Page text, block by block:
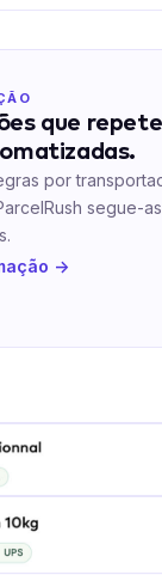
que
por
segue-
→